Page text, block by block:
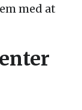
med at